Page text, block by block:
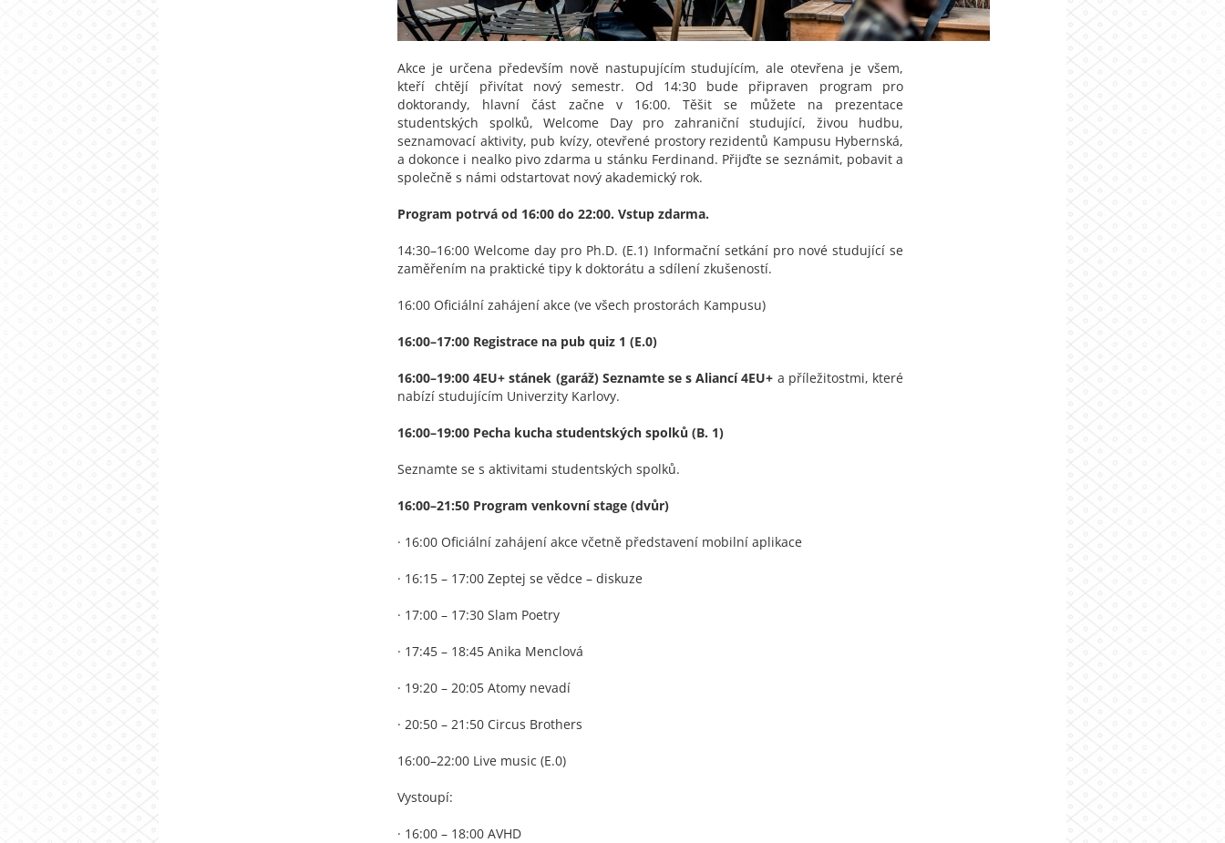
Akce je určena především nově nastupujícím studujícím, ale otevřena je všem,
kteří chtějí přivítat nový semestr. Od 14:30 bude připraven program pro
doktorandy, hlavní část začne v 16:00. Těšit se můžete na prezentace
studentských spolků, Welcome Day pro zahraniční studující, živou hudbu,
seznamovací aktivity, pub kvízy, otevřené prostory rezidentů Kampusu Hybernská,
a dokonce i nealko pivo zdarma u stánku Ferdinand. Přijďte se seznámit, pobavit a
společně s námi odstartovat nový akademický rok.
Program potrvá od 16:00 do 22:00. Vstup zdarma.
14:30–16:00 Welcome day pro Ph.D. (E.1) Informační setkání pro nové studující se
zaměřením na praktické tipy k doktorátu a sdílení zkušeností.
16:00 Oficiální zahájení akce (ve všech prostorách Kampusu)
16:00–17:00 Registrace na pub quiz 1 (E.0)
16:00–19:00 4EU+ stánek (garáž) Seznamte se s Aliancí 4EU+ a příležitostmi, které
nabízí studujícím Univerzity Karlovy.
16:00–19:00 Pecha kucha studentských spolků (B. 1)
Seznamte se s aktivitami studentských spolků.
16:00–21:50 Program venkovní stage (dvůr)
· 16:00 Oficiální zahájení akce včetně představení mobilní aplikace
· 16:15 – 17:00 Zeptej se vědce – diskuze
· 17:00 – 17:30 Slam Poetry
· 17:45 – 18:45 Anika Menclová
· 19:20 – 20:05 Atomy nevadí
· 20:50 – 21:50 Circus Brothers
16:00–22:00 Live music (E.0)
Vystoupí:
· 16:00 – 18:00 AVHD